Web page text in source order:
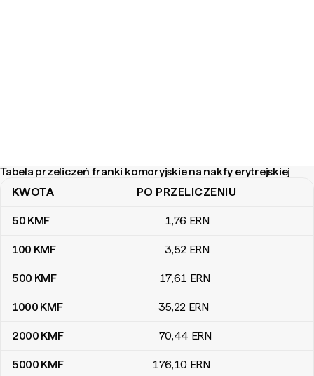
Tabela przeliczeń franki komoryjskie na nakfy erytrejskiej
Tabela przeliczeń franki komoryjskie na nakfy erytrejskiej
KWOTA PO PRZELICZENIU
50 KMF 1,76 ERN
100 KMF 3,52 ERN
500 KMF 17,61 ERN
1000 KMF 35,22 ERN
2000 KMF 70,44 ERN
5000 KMF 176,10 ERN